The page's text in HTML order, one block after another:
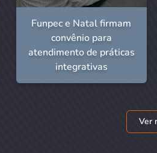
Funpec e Natal firmam
convênio para
atendimento de práticas
integrativas
Ver